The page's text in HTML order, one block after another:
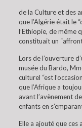
de la Culture et des
que l’Algérie était le
l’Ethiopie, de même
constituait un
Lors de l’ouverture
musée du Bardo,
culturel “est
que l’Afrique a
avant l’avènement
enfants en
Elle a ajouté que ces